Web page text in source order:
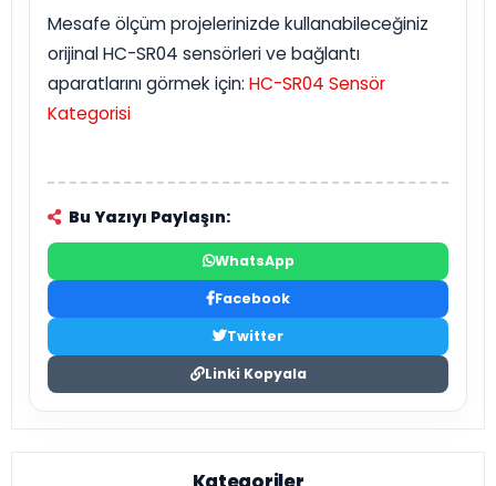
Mesafe ölçüm projelerinizde kullanabileceğiniz
orijinal HC-SR04 sensörleri ve bağlantı
aparatlarını görmek için: HC-SR04 Sensör
Kategorisi
Bu Yazıyı Paylaşın:
WhatsApp
Facebook
Twitter
Linki Kopyala